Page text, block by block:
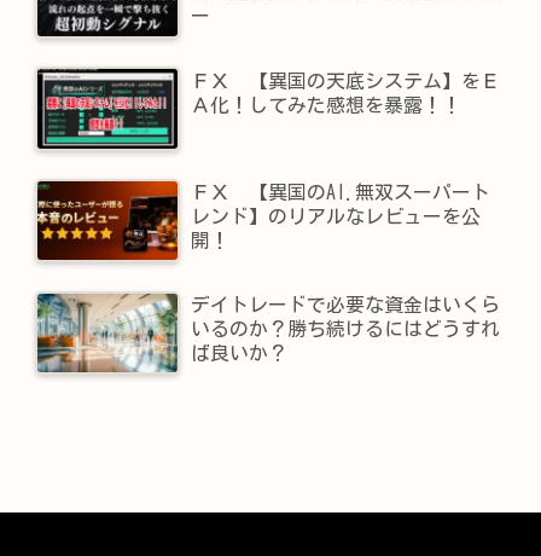
ー
ＦＸ 【異国の天底システム】をＥ
Ａ化！してみた感想を暴露！！
ＦＸ 【異国のAI.無双スーパート
レンド】​のリアルなレビューを公
開！
デイトレードで必要な資金はいくら
いるのか？勝ち続けるにはどうすれ
ば良いか？